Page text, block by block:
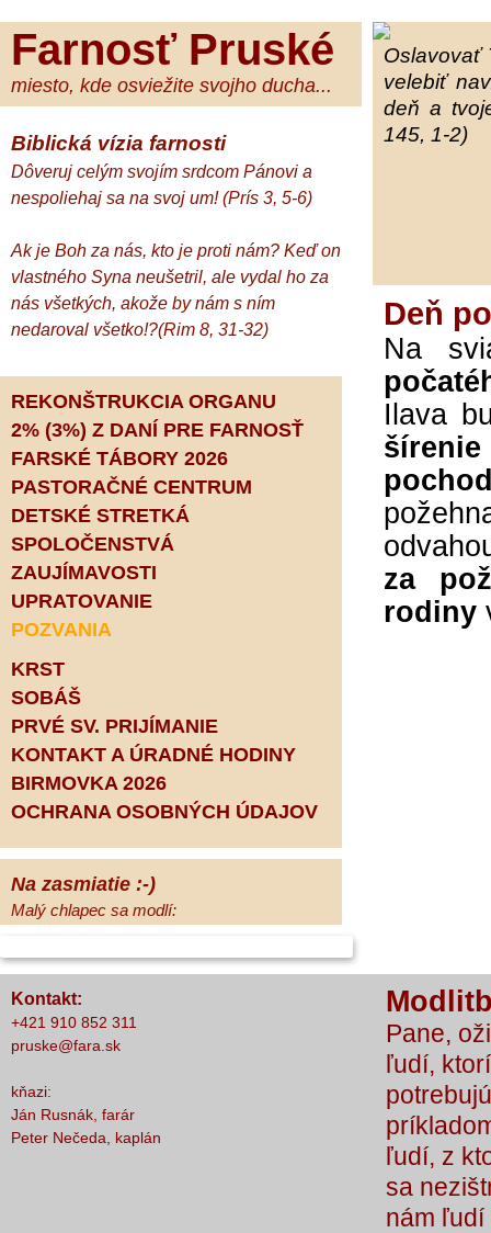
Farnosť Pruské
miesto, kde osviežite svojho ducha...
Biblická vízia farnosti
Dôveruj celým svojím srdcom Pánovi a
nespoliehaj sa na svoj um! (Prís 3, 5-6)
Ak je Boh za nás, kto je proti nám? Keď on
vlastného Syna neušetril, ale vydal ho za
nás všetkých, akože by nám s ním
nedaroval všetko!?(Rim 8, 31-32)
REKONŠTRUKCIA ORGANU
2% (3%) Z DANÍ PRE FARNOSŤ
FARSKÉ TÁBORY 2026
PASTORAČNÉ CENTRUM
DETSKÉ STRETKÁ
SPOLOČENSTVÁ
ZAUJÍMAVOSTI
UPRATOVANIE
POZVANIA
KRST
SOBÁŠ
PRVÉ SV. PRIJÍMANIE
KONTAKT A ÚRADNÉ HODINY
BIRMOVKA 2026
OCHRANA OSOBNÝCH ÚDAJOV
Na zasmiatie :-)
Malý chlapec sa modlí:
mamičku a prosím aj za Teba, Pane Bože,
nič nestalo, lebo čo by sme si bez Teba
počali?
Oslavovať
velebiť
deň a
145, 1-2)
Deň
Na
Ilava
za
rodiny
Kontakt:
+421 910 852 311
pruske@fara.sk
kňazi:
Ján Rusnák, farár
Peter Nečeda, kaplán
Pane,
ľudí,
ľudí, z
sa
nám